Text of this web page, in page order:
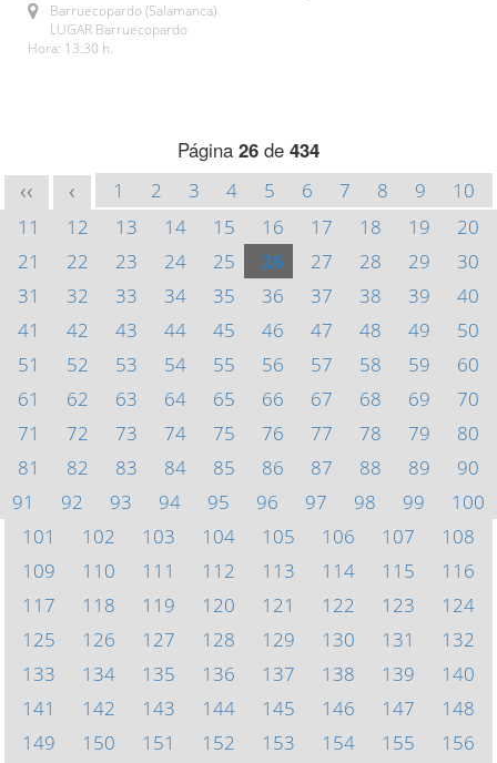
Barruecopardo (Salamanca)
LUGAR Barruecopardo
Hora: 13:30 h.
Página 26 de 434
<< < 1 2 3 4 5 6 7 8 9
10
11
12 13 14 15 16 17 18 19
20
21
22 23 24 25 26 27 28 29
30
31
32 33 34 35 36 37 38 39
40
41
42 43 44 45 46 47 48 49
50
51
52 53 54 55 56 57 58 59
60
61
62 63 64 65 66 67 68 69
70
71
72 73 74 75 76 77 78 79
80
81
82 83 84 85 86 87 88 89
90
91
92 93 94 95 96 97 98 99
100
101
102 103 104 105 106 107
108
109
110 111 112 113 114 115
116
117
118 119 120 121 122 123
124
125
126 127 128 129 130 131
132
133
134 135 136 137 138 139
140
141
142 143 144 145 146 147
148
149
150 151 152 153 154 155
156